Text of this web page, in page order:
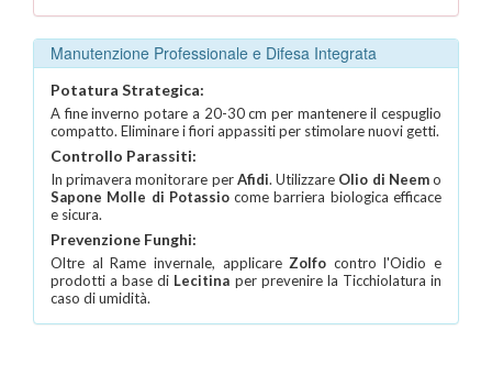
Manutenzione Professionale e Difesa Integrata
Potatura Strategica:
A fine inverno potare a 20-30 cm per mantenere il cespuglio
compatto. Eliminare i fiori appassiti per stimolare nuovi getti.
Controllo Parassiti:
In primavera monitorare perAfidi. Utilizzare Olio di Neemo
Sapone Molle di Potassiocome barriera biologica efficace
e sicura.
Prevenzione Funghi:
Oltre al Rame invernale, applicare Zolfo contro l'Oidio e
prodotti a base di Lecitina per prevenire la Ticchiolatura in
caso di umidità.